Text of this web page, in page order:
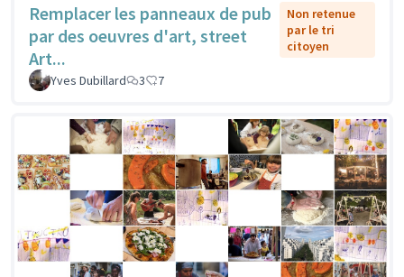
Remplacer les panneaux de pub
par des oeuvres d'art, street
Art...
Non retenue
par le tri
citoyen
Yves Dubillard 3 7